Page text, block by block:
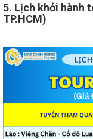
5. Lịch khởi hành
TP.HCM)